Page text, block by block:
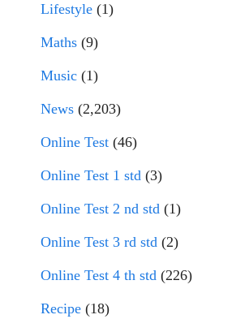
Lifestyle (1)
Maths (9)
Music (1)
News (2,203)
Online Test (46)
Online Test 1 std (3)
Online Test 2 nd std (1)
Online Test 3 rd std (2)
Online Test 4 th std (226)
Recipe (18)